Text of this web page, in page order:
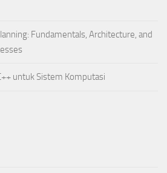
Fundamentals, Architecture, and
untuk Sistem Komputasi